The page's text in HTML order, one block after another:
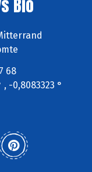
Bio
68
, -0,8083323 °